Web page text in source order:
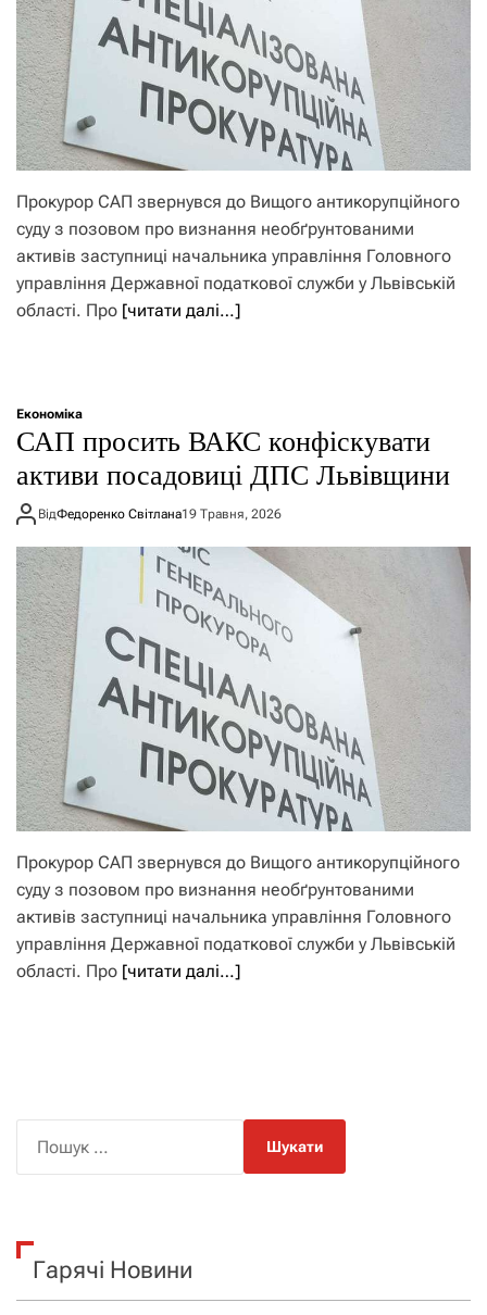
Прокурор САП звернувся до Вищого антикорупційного
суду з позовом про визнання необґрунтованими
активів заступниці начальника управління Головного
управління Державної податкової служби у Львівській
області. Про [читати далі…]
Економіка
САП просить ВАКС конфіскувати
активи посадовиці ДПС Львівщини
ВідФедоренко Світлана19 Травня, 2026
Прокурор САП звернувся до Вищого антикорупційного
суду з позовом про визнання необґрунтованими
активів заступниці начальника управління Головного
управління Державної податкової служби у Львівській
області. Про [читати далі…]
к
Гарячі Новини